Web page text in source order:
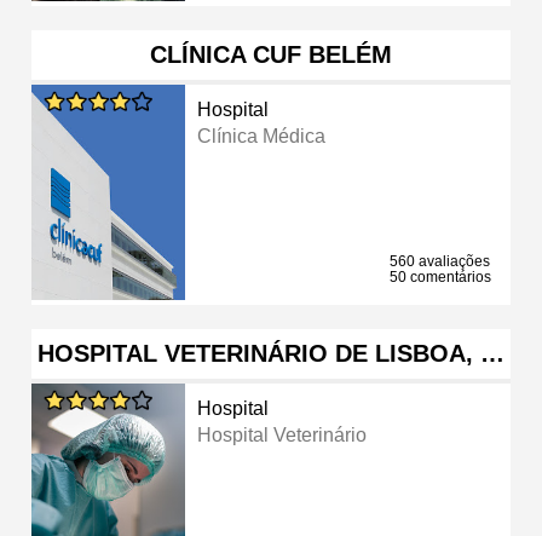
CLÍNICA CUF BELÉM
Hospital
Clínica Médica
560 avaliações
50 comentários
HOSPITAL VETERINÁRIO DE LISBOA, …
Hospital
Hospital Veterinário